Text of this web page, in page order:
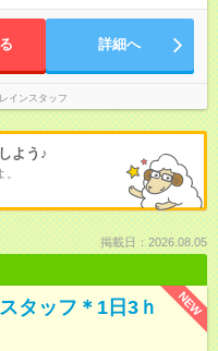
詳細へ
インスタッフ
よう♪
掲載日：2026.08.05
NEW
タッフ＊1日3ｈ